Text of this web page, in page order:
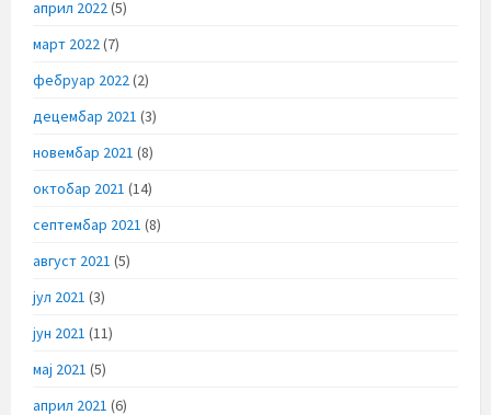
април 2022(5)
март 2022(7)
фебруар 2022(2)
децембар 2021 (3)
новембар 2021 (8)
октобар 2021 (14)
септембар 2021 (8)
август 2021 (5)
јул 2021 (3)
јун 2021 (11)
мај 2021 (5)
април 2021 (6)